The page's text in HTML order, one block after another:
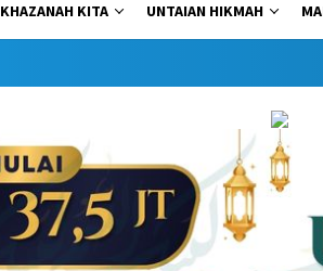
KHAZANAH KITA UNTAIAN HIKMAH